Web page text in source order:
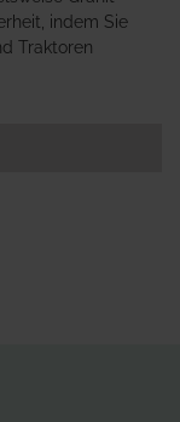
indem Sie
Traktoren